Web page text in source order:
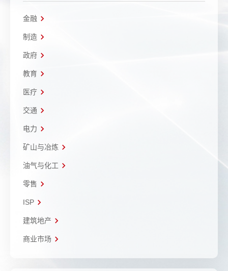
金融
制造
政府
教育
医疗
交通
电力
矿山与冶炼
油气与化工
零售
ISP
建筑地产
商业市场